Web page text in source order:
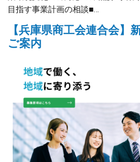
目指す事業計画の相談■…
【兵庫県商工会連合会】
ご案内